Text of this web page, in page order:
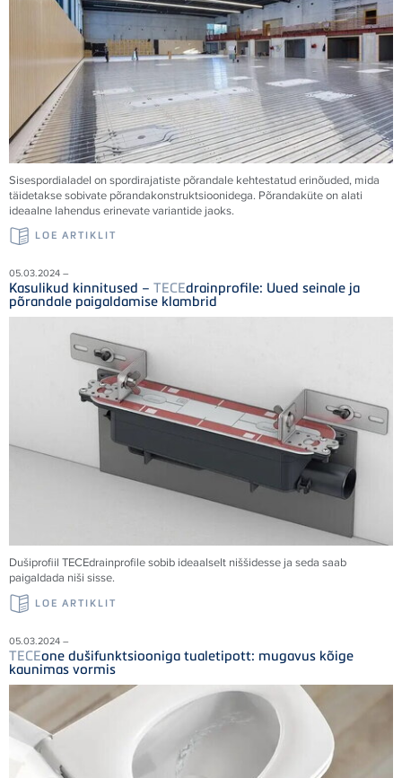
Sisespordialadel on spordirajatiste põrandale kehtestatud erinõuded, mida
täidetakse sobivate põrandakonstruktsioonidega. Põrandaküte on alati
ideaalne lahendus erinevate variantide jaoks.
LOE ARTIKLIT
05.03.2024 –
Kasulikud kinnitused – TECEdrainprofile: Uued seinale ja
põrandale paigaldamise klambrid
Dušiprofiil TECEdrainprofile sobib ideaalselt niššidesse ja seda saab
paigaldada niši sisse.
LOE ARTIKLIT
05.03.2024 –
TECEone dušifunktsiooniga tualetipott: mugavus kõige
kaunimas vormis